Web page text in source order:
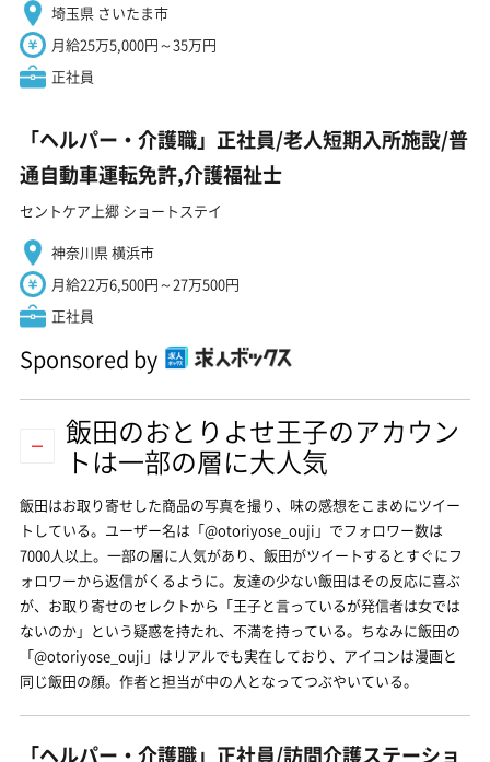
埼玉県 さいたま市
月給25万5,000円～35万円
正社員
「ヘルパー・介護職」正社員/老人短期入所施設/普
通自動車運転免許,介護福祉士
セントケア上郷 ショートステイ
神奈川県 横浜市
月給22万6,500円～27万500円
正社員
Sponsored by
飯田のおとりよせ王子のアカウン
トは一部の層に大人気
飯田はお取り寄せした商品の写真を撮り、味の感想をこまめにツイー
トしている。ユーザー名は「@otoriyose_ouji」でフォロワー数は
7000人以上。一部の層に人気があり、飯田がツイートするとすぐにフ
ォロワーから返信がくるように。友達の少ない飯田はその反応に喜ぶ
が、お取り寄せのセレクトから「王子と言っているが発信者は女では
ないのか」という疑惑を持たれ、不満を持っている。ちなみに飯田の
「@otoriyose_ouji」はリアルでも実在しており、アイコンは漫画と
同じ飯田の顔。作者と担当が中の人となってつぶやいている。
「ヘルパー・介護職」正社員/訪問介護ステーショ